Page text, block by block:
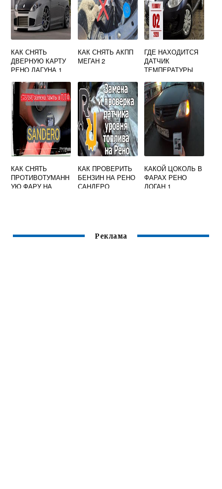
КАК СНЯТЬ
ДВЕРНУЮ КАРТУ
РЕНО ЛАГУНА 1
КАК СНЯТЬ АКПП
МЕГАН 2
ГДЕ НАХОДИТСЯ
ДАТЧИК
ТЕМПЕРАТУРЫ
ФЛЮЕНС
КАК СНЯТЬ
ПРОТИВОТУМАНН
УЮ ФАРУ НА
КАК ПРОВЕРИТЬ
БЕНЗИН НА РЕНО
САНДЕРО
КАКОЙ ЦОКОЛЬ В
ФАРАХ РЕНО
ЛОГАН 1
Реклама